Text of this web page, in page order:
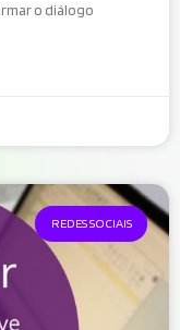
o diálogo
REDES SOCIAIS